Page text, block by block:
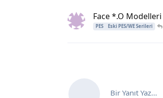
Face *.O Modelleri
PES Eski PES/WE Serileri
Bir Yanıt Yaz...